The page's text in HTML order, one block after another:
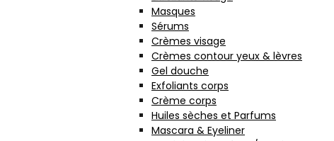
Masques
Sérums
Crèmes visage
Crèmes contour yeux & lèvres
Gel douche
Exfoliants corps
Crème corps
Huiles sèches et Parfums
Mascara & Eyeliner